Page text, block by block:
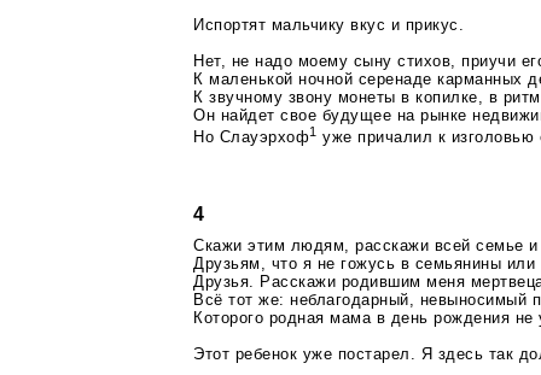
Испортят мальчику вкус и прикус.
Нет, не надо моему сыну стихов, приучи
К маленькой ночной серенаде карманных
К звучному звону монеты в копилке, в
Он найдет свое будущее на рынке
Но Слауэрхоф1 уже причалил к изголовью
4
Скажи этим людям, расскажи всей семье и
Друзьям, что я не гожусь в семьянины или
Друзья. Расскажи родившим меня
Всё тот же: неблагодарный, невыносимый
Которого родная мама в день рождения не
Этот ребенок уже постарел. Я здесь так